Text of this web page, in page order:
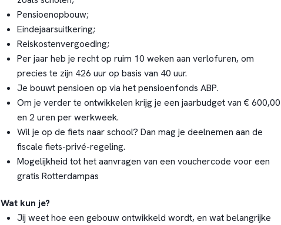
Pensioenopbouw;
Eindejaarsuitkering;
Reiskostenvergoeding;
Per jaar heb je recht op ruim 10 weken aan verlofuren, om
precies te zijn 426 uur op basis van 40 uur.
Je bouwt pensioen op via het pensioenfonds ABP.
Om je verder te ontwikkelen krijg je een jaarbudget van € 600,00
en 2 uren per werkweek.
Wil je op de fiets naar school? Dan mag je deelnemen aan de
fiscale fiets-privé-regeling.
Mogelijkheid tot het aanvragen van een vouchercode voor een
gratis Rotterdampas
Wat kun je?
Jij weet hoe een gebouw ontwikkeld wordt, en wat belangrijke